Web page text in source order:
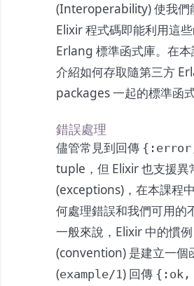
(Interoperability) 使我們
Elixir 程式碼即能利用這
Erlang 標準函式庫。在
介紹如何存取隨第三方
packages 一起的標準函式
錯誤處理
儘管常見到回傳
tuple，但 Elixir 也支援異
(exceptions)，在本課程
何處理錯誤和我們可用的
一般來說，Elixir 中的慣例
(convention) 是建立一個
(example/1) 回傳